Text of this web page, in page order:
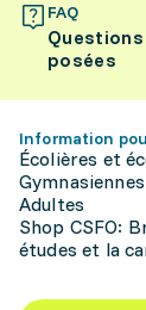
FAQ
posées
Information
Écolières et
Adultes
Shop CSFO:
études et la